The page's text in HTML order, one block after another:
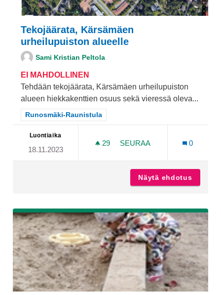
Tekojäärata, Kärsämäen
urheilupuiston alueelle
Sami Kristian Peltola
EI MAHDOLLINEN
Tehdään tekojäärata, Kärsämäen urheilupuiston
alueen hiekkakenttien osuus sekä vieressä oleva...
Rajaa tulokset teeman mukaan: Runosmäki-Raunistula
Runosmäki-Raunistula
Luontiaika
18.11.2023
29 29 SEURAAJAA
SEURAA
0
Näytä ehdotus